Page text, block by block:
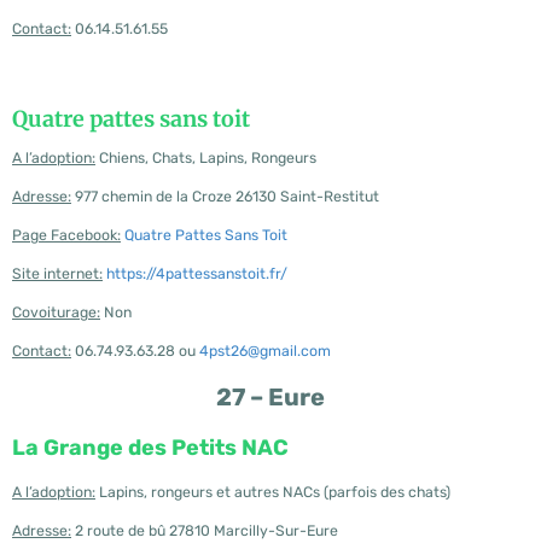
Contact: 06.14.51.61.55
Quatre pattes sans toit
A l’adoption: Chiens, Chats, Lapins, Rongeurs
Adresse: 977 chemin de la Croze 26130 Saint-Restitut
Page Facebook: Quatre Pattes Sans Toit
Site internet: https://4pattessanstoit.fr/
Covoiturage: Non
Contact: 06.74.93.63.28 ou 4pst26@gmail.com
27 – Eure
La Grange des Petits NAC
A l’adoption: Lapins, rongeurs et autres NACs (parfois des chats)
Adresse: 2 route de bû 27810 Marcilly-Sur-Eure